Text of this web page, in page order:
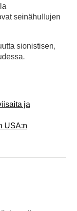
seinähullujen
sionistisen,
ja
USA:n